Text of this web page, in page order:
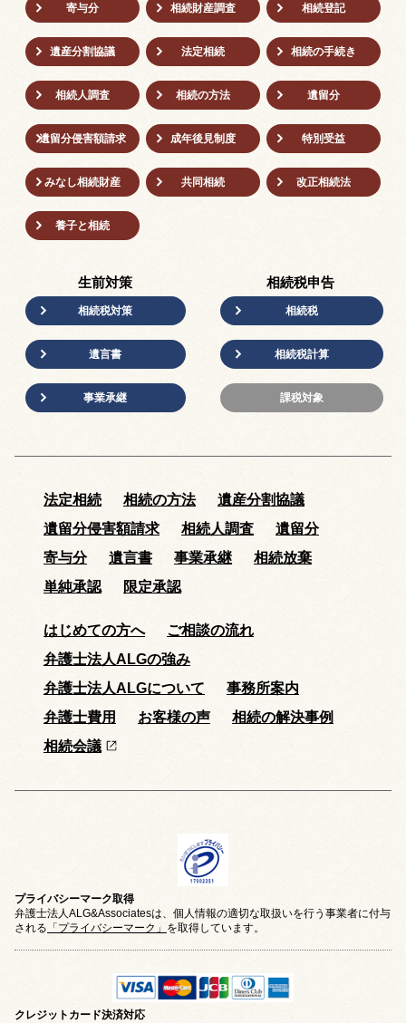
寄与分 相続財産調査 相続登記
遺産分割協議 法定相続 相続の⼿続き
相続人調査 相続の方法 遺留分
遺留分侵害額請求 成年後⾒制度 特別受益
みなし相続財産 共同相続 改正相続法
養子と相続
生前対策
相続税対策
遺言書
事業承継
相続税申告
相続税
相続税計算
課税対象
法定相続 相続の方法
遺産分割協議
遺留分侵害額請求
相続人調査
遺留分
寄与分
遺言書 事業承継
相続放棄
単純承認
限定承認
はじめての方へ
ご相談の流れ
弁護士法人ALGの強み
弁護士法人ALGについて
事務所案内
弁護士費用
お客様の声
相続の解決事例
相続会議
プライバシーマーク取得
弁護士法人ALG&Associatesは、個人情報の適切な取扱いを行う事業者に付与
される 「プライバシーマーク」 を取得しています。
クレジットカード決済対応